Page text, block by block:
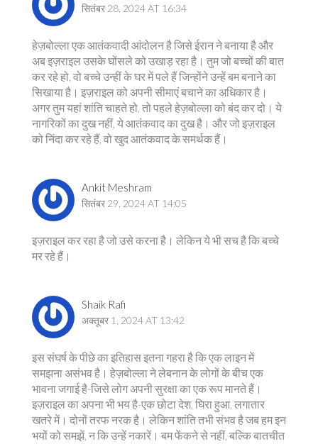
सितंबर 28, 2024 AT 16:34
हेज़बोल्ला एक आतंकवादी आंदोलन है जिसे ईरान ने बनाया है और
अब इज़राइल उसके घोंसले को उखाड़ रहा है। तुम जो बच्चों की बात
कर रहे हो, वो बच्चे उन्हीं के घर में पले हैं जिन्होंने उन्हें बम बनाने का
सिखाया है। इज़राइल को अपनी सीमाएं बचाने का अधिकार है।
अगर तुम यहां शांति चाहते हो, तो पहले हेज़बोल्ला को बंद कर दो। ये
नागरिकों का दुख नहीं, ये आतंकवाद का दुख है। और जो इज़राइल
को निंदा कर रहे हैं, वो खुद आतंकवाद के समर्थक हैं।
Ankit Meshram
सितंबर 29, 2024 AT 14:05
इज़राइल कर रहा है जो उसे करना है। लेकिन ये भी सच है कि बच्चे
मर रहे हैं।
Shaik Rafi
अक्तूबर 1, 2024 AT 13:42
इस संघर्ष के पीछे का इतिहास इतना गहरा है कि एक लाइन में
समझना असंभव है। हेज़बोल्ला ने लेबनान के लोगों के बीच एक
भावना जगाई है-जिसे लोग अपनी सुरक्षा का एक रूप मानते हैं।
इज़राइल का अपना भी भय है-एक छोटा देश, घिरा हुआ, लगातार
खतरे में। दोनों तरफ नरक है। लेकिन शांति तभी संभव है जब हम इन
भयों को समझें, न कि उन्हें नकारें। बम फेंकने से नहीं, बल्कि बातचीत